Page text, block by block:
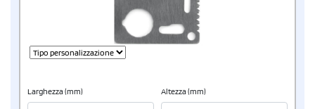
Larghezza (mm) Altezza (mm)